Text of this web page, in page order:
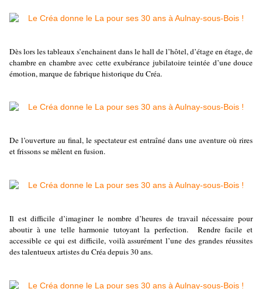
Dès lors les tableaux s’enchainent dans le hall de l’hôtel, d’étage en étage, de
chambre en chambre avec cette exubérance jubilatoire teintée d’une douce
émotion, marque de fabrique historique du Créa.
De l’ouverture au final, le spectateur est entraîné dans une aventure où rires
et frissons se mêlent en fusion.
Il est difficile d’imaginer le nombre d’heures de travail nécessaire pour
aboutir à une telle harmonie tutoyant la perfection. Rendre facile et
accessible ce qui est difficile, voilà assurément l’une des grandes réussites
des talentueux artistes du Créa depuis 30 ans.